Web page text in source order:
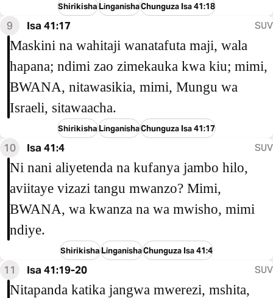
ShirikishaLinganishaChunguza Isa 41:18
9 Isa 41:17 SUV
Maskini na wahitaji wanatafuta maji, wala
hapana; ndimi zao zimekauka kwa kiu; mimi,
BWANA, nitawasikia, mimi, Mungu wa
Israeli, sitawaacha.
ShirikishaLinganishaChunguza Isa 41:17
10 Isa 41:4 SUV
Ni nani aliyetenda na kufanya jambo hilo,
aviitaye vizazi tangu mwanzo? Mimi,
BWANA, wa kwanza na wa mwisho, mimi
ndiye.
ShirikishaLinganishaChunguza Isa 41:4
11 Isa 41:19-20 SUV
Nitapanda katika jangwa mwerezi, mshita,